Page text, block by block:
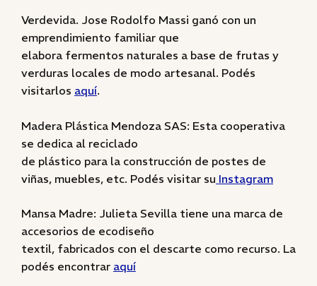
Verdevida. Jose Rodolfo Massi ganó con un
emprendimiento familiar que
elabora fermentos naturales a base de frutas y
verduras locales de modo artesanal. Podés
visitarlos aquí.
Madera Plástica Mendoza SAS: Esta cooperativa
se dedica al reciclado
de plástico para la construcción de postes de
viñas, muebles, etc. Podés visitar su Instagram
Mansa Madre: Julieta Sevilla tiene una marca de
accesorios de ecodiseño
textil, fabricados con el descarte como recurso. La
podés encontrar aquí